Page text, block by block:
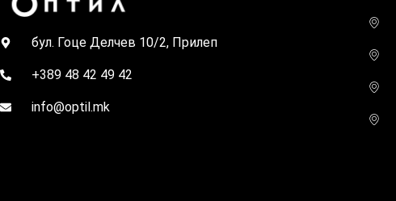
бул. Гоце Делчев 10/2, Прилеп
+389 48 42 49 42
info@optil.mk